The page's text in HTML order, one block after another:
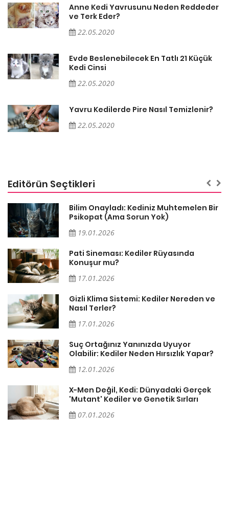
Anne Kedi Yavrusunu Neden Reddeder
ve Terk Eder?
22.05.2020
Evde Beslenebilecek En Tatlı 21 Küçük
Kedi Cinsi
22.05.2020
Yavru Kedilerde Pire Nasıl Temizlenir?
22.05.2020
Editörün Seçtikleri
Bilim Onayladı: Kediniz Muhtemelen Bir
Psikopat (Ama Sorun Yok)
19.01.2026
Pati Sineması: Kediler Rüyasında
Konuşur mu?
17.01.2026
Gizli Klima Sistemi: Kediler Nereden ve
Nasıl Terler?
17.01.2026
Suç Ortağınız Yanınızda Uyuyor
Olabilir: Kediler Neden Hırsızlık Yapar?
12.01.2026
X-Men Değil, Kedi: Dünyadaki Gerçek
'Mutant' Kediler ve Genetik Sırları
07.01.2026